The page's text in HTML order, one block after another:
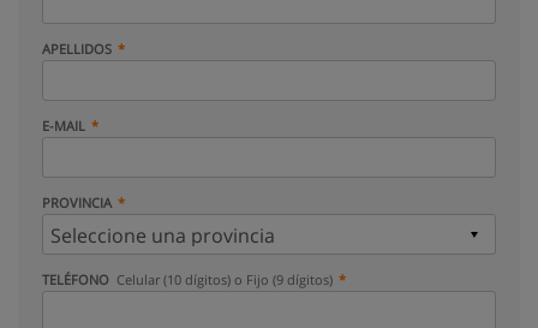
APELLIDOS
E-MAIL
PROVINCIA
TELÉFONO Celular (10 dígitos) o Fijo (9 dígitos)